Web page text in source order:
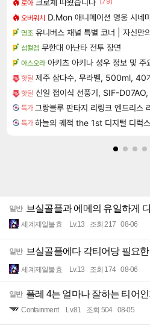
로아 크로체 따왔습니다
오버워치 D.Mon 애니메이션 영웅 시네
명조 유니버스 채널 특별 코너 | 자신만
섭컬겜 무한대 아난타 전투 장면
아스오라 아키츠 아키나 성우 정보 및 주
핫딜 제주 삼다수, 무라벨, 500ml, 40
핫딜 신일 접이식 선풍기, SIF-D07AO,
특가
특가
일반 브실골플과 에메의 유일하게
세계제일불효 Lv.13 조회 217 08-06
일반 브실골플에다 각티어당 필요
세계제일불효 Lv.13 조회 174 08-06
일반 플레 4는 얼마나 잘하는 티어
Containment Lv.81 조회 504 08-05